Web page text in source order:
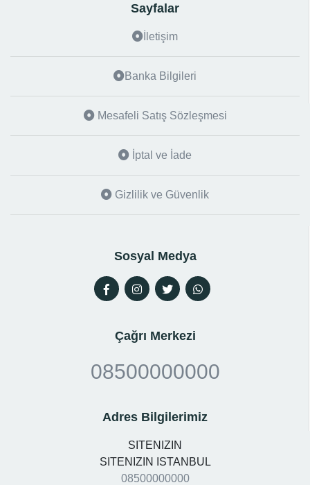
Sayfalar
İletişim
Banka Bilgileri
Mesafeli Satış Sözleşmesi
İptal ve İade
Gizlilik ve Güvenlik
Sosyal Medya
Çağrı Merkezi
08500000000
Adres Bilgilerimiz
SITENIZIN
SITENIZIN ISTANBUL
08500000000